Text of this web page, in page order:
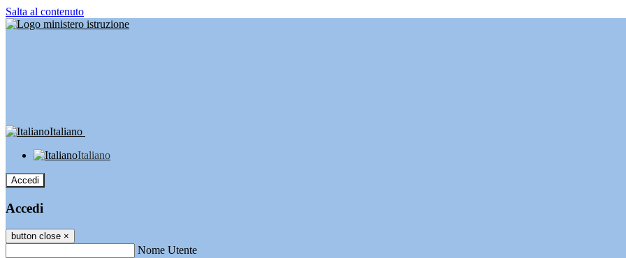
Salta al contenuto
Italiano
Italiano
Accedi
Accedi
button close ×
Nome Utente